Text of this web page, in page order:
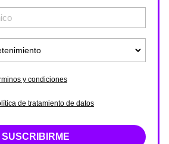
y condiciones
de tratamiento de datos
SUSCRIBIRME